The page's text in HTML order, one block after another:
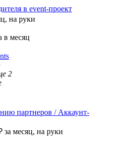
в event-проект
на руки
в месяц
2
партнеров / Аккаунт-
за месяц, на руки